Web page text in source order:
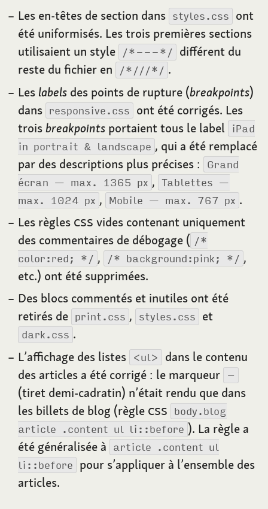
Les en-têtes de section dans styles.css ont
été uniformisés. Les trois premières sections
utilisaient un style
/*---*/ différent du
reste du fichier en
/*///*/ .
Les labels des points de rupture (breakpoints)
dans responsive.css ont été corrigés. Les
troisbreakpoints portaient tous le label iPad
in portrait & landscape , qui a été remplacé
par des descriptions plus précises :
Grand
écran — max. 1365 px , Tablettes —
max. 1024 px , Mobile — max. 767 px .
Les règles CSS vides contenant uniquement
des commentaires de débogage ( /*
color:red; */ , /* background:pink; */ ,
etc.) ont été supprimées.
Des blocs commentés et inutiles ont été
retirés de print.css , styles.css et
dark.css .
L’affichage des listes <ul>
dans le contenu
des articles a été corrigé : le marqueur –
(tiret demi-cadratin) n’était rendu que dans
les billets de blog (règle CSS body.blog
article .content ul li::before ). La règle a
été généralisée à article .content ul
li::before pour s’appliquer à l’ensemble des
articles.